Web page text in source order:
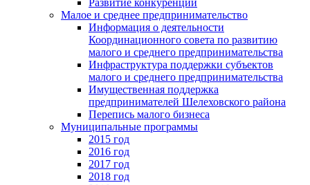
Малое и среднее предпринимательство
Информация о деятельности
Координационного совета по развитию
малого и среднего предпринимательства
Инфраструктура поддержки субъектов
малого и среднего предпринимательства
Имущественная поддержка
предпринимателей Шелеховского района
Перепись малого бизнеса
Муниципальные программы
2015 год
2016 год
2017 год
2018 год